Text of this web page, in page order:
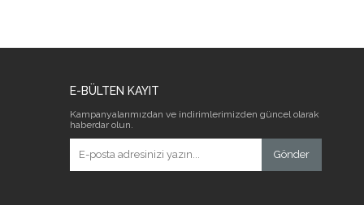
E-BÜLTEN KAYIT
Kampanyalarımızdan ve indirimlerimizden güncel olarak
haberdar olun.
Gönder